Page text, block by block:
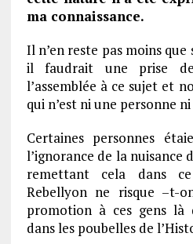
ma connaissance.
Il n’en reste pas moins
il faudrait une prise
l’assemblée à ce sujet et
qui n’est ni une personne
Certaines personnes
l’ignorance de la nuisance
remettant cela dans
Rebellyon ne risque –t-
promotion à ces gens là
dans les poubelles de